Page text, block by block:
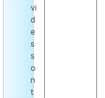
vi
d
e
s
s
o
n
t